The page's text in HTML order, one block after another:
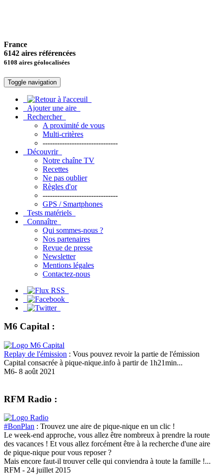
France
6142 aires référencées
6108 aires géolocalisées
Toggle navigation
Ajouter une aire
Rechercher
A proximité de vous
Multi-critères
-------------------------------
Découvrir
Notre chaîne TV
Recettes
Ne pas oublier
Règles d'or
-------------------------------
GPS / Smartphones
Tests matériels
Connaître
Qui sommes-nous ?
Nos partenaires
Revue de presse
Newsletter
Mentions légales
Contactez-nous
M6 Capital :
Replay de l'émission : Vous pouvez revoir la partie de l'émission
Capital consacrée à pique-nique.info à partir de 1h21min...
M6- 8 août 2021
RFM Radio :
#BonPlan : Trouvez une aire de pique-nique en un clic !
Le week-end approche, vous allez être nombreux à prendre la route
des vacances ! Et vous allez forcément être à la recherche d'une aire
de pique-nique pour vous reposer ?
Mais encore faut-il trouver celle qui conviendra à toute la famille !...
RFM - 24 juillet 2015